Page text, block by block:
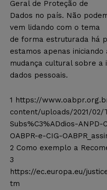
Geral de Proteção de
Dados no país. Não
vem lidando com o tema
de forma estruturada há
estamos apenas iniciando
mudança cultural sobre
dados pessoais.
1 https://
content/uploads/2021/02/
Subs%C3%ADdios-ANPD-
OABPR-e-CIG-
2 Como exemplo a
3
https://ec.europa.eu/
tm